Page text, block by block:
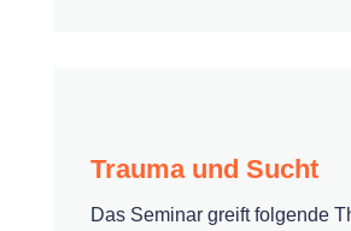
Trauma und Sucht
Das Seminar greift folgende